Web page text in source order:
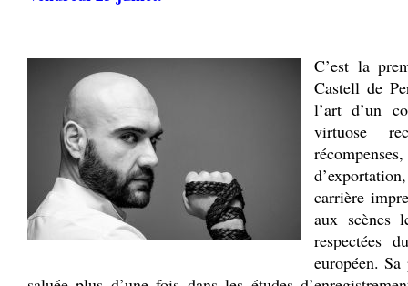
C’est la
Castell de
l’art d’un
virtuose
carrière
aux scènes
respectées
européen.